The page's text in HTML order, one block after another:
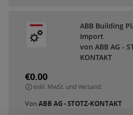
ABB Building
Import
von ABB AG -
KONTAKT
€0.00
exkl. MwSt. und Versand
Von ABB AG - STOTZ-KONTAKT